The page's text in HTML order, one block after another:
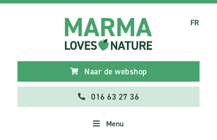
Naar de webshop
016 63 27 36
Menu
FR